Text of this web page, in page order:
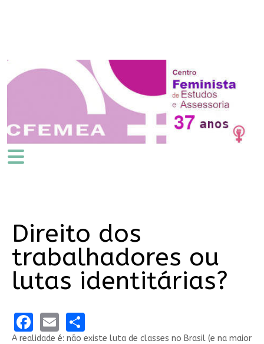
Direito dos
trabalhadores ou
lutas identitárias?
Facebook
EmailShare
A realidade é: não existe luta de classes no Brasil (e na maior